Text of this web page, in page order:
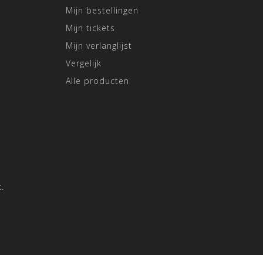
Mijn bestellingen
Mijn tickets
Mijn verlanglijst
Vergelijk
Alle producten